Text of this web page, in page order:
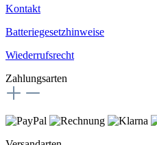
Kontakt
Batteriegesetzhinweise
Wiederrufsrecht
Zahlungsarten